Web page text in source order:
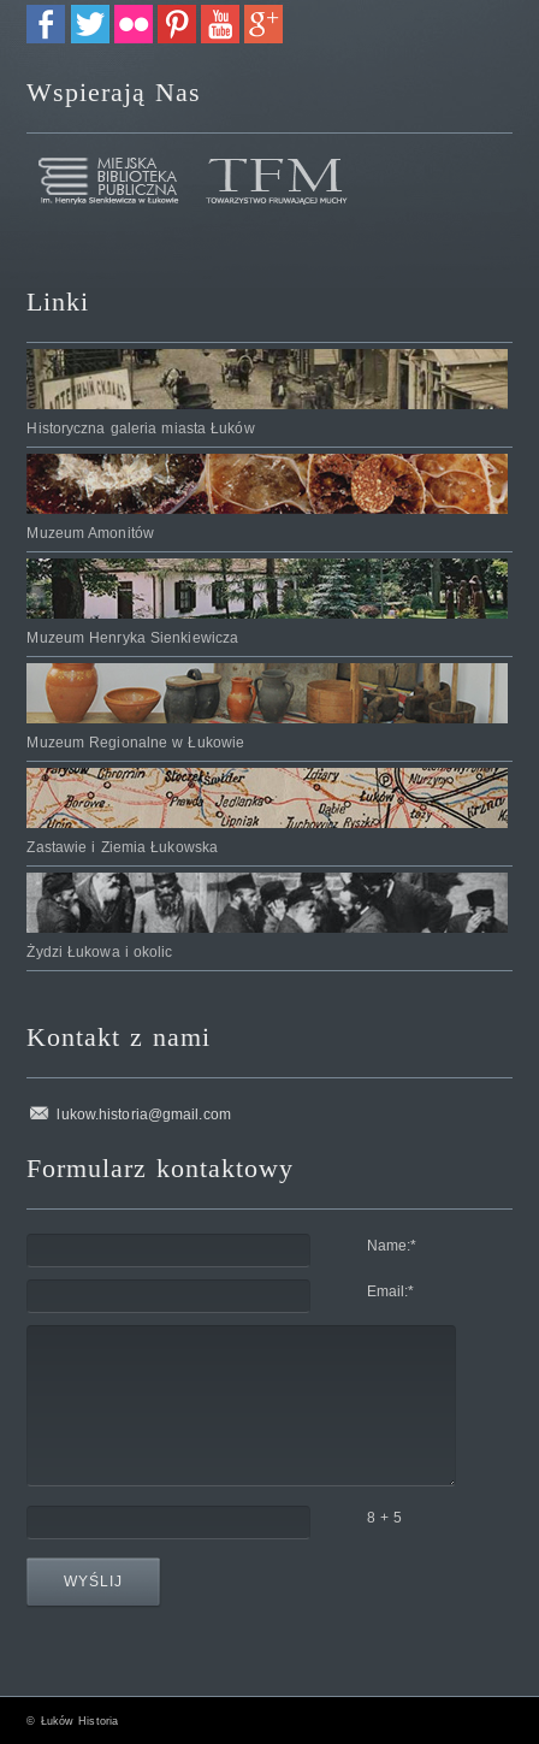
Wspierają Nas
Linki
Historyczna galeria miasta Łuków
Muzeum Amonitów
Muzeum Henryka Sienkiewicza
Muzeum Regionalne w Łukowie
Zastawie i Ziemia Łukowska
Żydzi Łukowa i okolic
Kontakt z nami
lukow.historia@gmail.com
Formularz kontaktowy
Name:*
Email:*
8 + 5
© Łuków Historia